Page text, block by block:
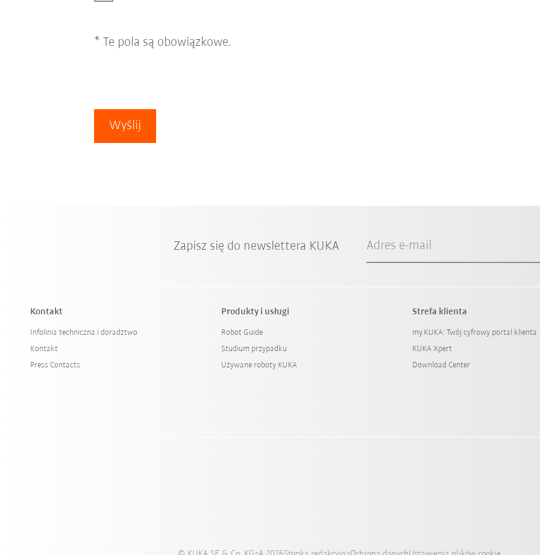
* Te pola są obowiązkowe.
Wyślij
Zapisz się do newslettera KUKA Adres e-mail
Kontakt
Infolinia techniczna i doradztwo
Kontakt
Press Contacts
Produkty i usługi
Robot Guide
Studium przypadku
Używane roboty KUKA
Strefa klienta
my.KUKA: Twój cyfrowy portal klienta
KUKA Xpert
Download Center